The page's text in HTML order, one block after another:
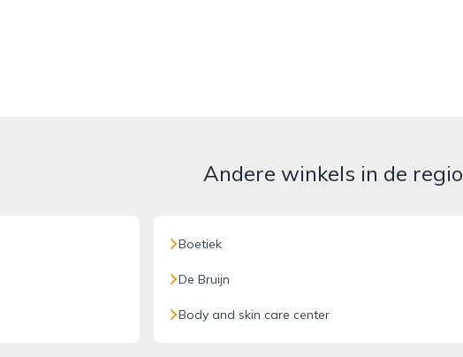
Andere winkels in de regio
Boetiek
De Bruijn
Body and skin care center